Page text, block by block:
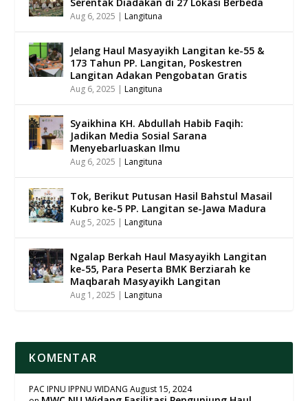
Aug 6, 2025 |Langituna
Jelang Haul Masyayikh Langitan ke-55 &
173 Tahun PP. Langitan, Poskestren
Langitan Adakan Pengobatan Gratis
Aug 6, 2025 |Langituna
Syaikhina KH. Abdullah Habib Faqih:
Jadikan Media Sosial Sarana
Menyebarluaskan Ilmu
Aug 6, 2025 |Langituna
Tok, Berikut Putusan Hasil Bahstul Masail
Kubro ke-5 PP. Langitan se-Jawa Madura
Aug 5, 2025 |Langituna
Ngalap Berkah Haul Masyayikh Langitan
ke-55, Para Peserta BMK Berziarah ke
Maqbarah Masyayikh Langitan
Aug 1, 2025 |Langituna
KOMENTAR
PAC IPNU IPPNU WIDANG August 15, 2024